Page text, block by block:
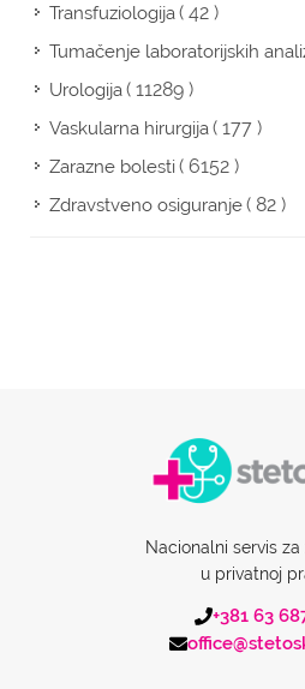
Transfuziologija( 42 )
Tumačenje laboratorijskih
Urologija( 11289 )
Vaskularna hirurgija( 177 )
Zarazne bolesti( 6152 )
Zdravstveno osiguranje( 82 )
Nacionalni servis za
u privatnoj
+381 63